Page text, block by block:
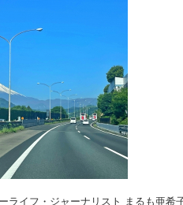
イフ・ジャーナリスト まるも亜希